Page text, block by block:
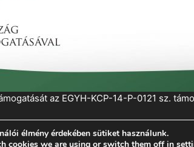
az EGYH-KCP-14-P-0121 sz.
élmény érdekében sütiket használunk.
cookies we are using or switch them off in